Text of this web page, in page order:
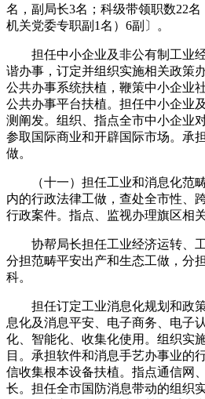
名，副局长3名；科级带领职数22名
机关党委专职副1名）6副〕。
担任中小企业及非公有制工业经
谐办事，订定并组织实施相关政策
公共办事系统扶植，鞭策中小企业
公共办事平台扶植。担任中小企业
测阐发。组织、指点全市中小企业
参取国际商业和开辟国际市场。承
做。
（十一）担任工业和消息化范畴
内的行政法律工做，查处全市性、
行政案件。指点、监视办理旗区相
协帮局长担任工业经济运转、工
分担范畴平安出产和生态工做，分
科。
担任订定工业消息化规划和政策
息化及消息平安、电子商务、电子
化、智能化、收集化使用。组织实
目。承担软件和消息手艺办事业的
信收集根本设备扶植。指点通信网
长。担任全市国防消息带动的组织